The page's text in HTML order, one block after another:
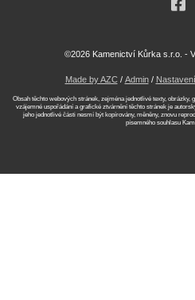
©2026 Kamenictví Kůrka s.r.o. -
Made by AZC/ Admin/
Obsah těchto webových stránek, zejména jednotlivé texty,
vzájemné uspořádání a grafické ztvárnění těchto stránek je
jeho jednotlivé části nesmí být kopírovány, měněny, znovu
písemného souhlasu